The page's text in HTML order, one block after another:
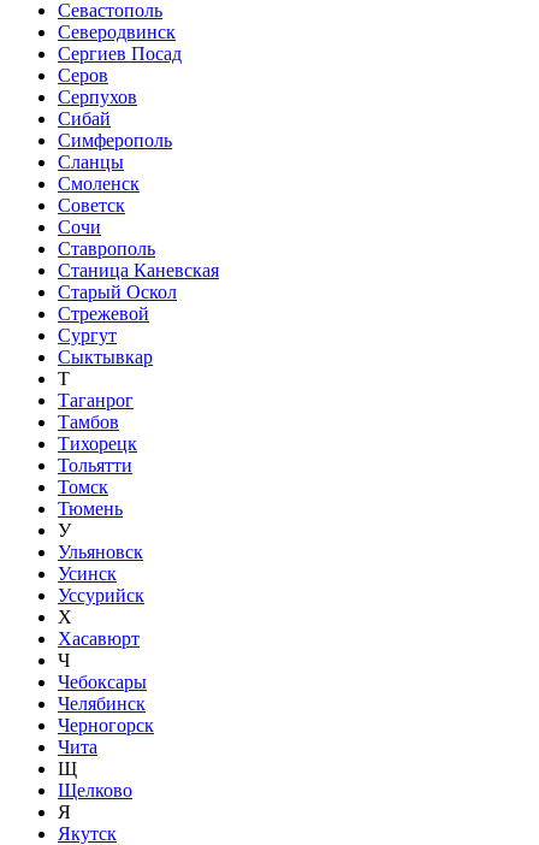
Севастополь
Северодвинск
Сергиев Посад
Серов
Серпухов
Сибай
Симферополь
Сланцы
Смоленск
Советск
Сочи
Ставрополь
Станица Каневская
Старый Оскол
Стрежевой
Сургут
Сыктывкар
Т
Таганрог
Тамбов
Тихорецк
Тольятти
Томск
Тюмень
У
Ульяновск
Усинск
Уссурийск
Х
Хасавюрт
Ч
Чебоксары
Челябинск
Черногорск
Чита
Щ
Щелково
Я
Якутск